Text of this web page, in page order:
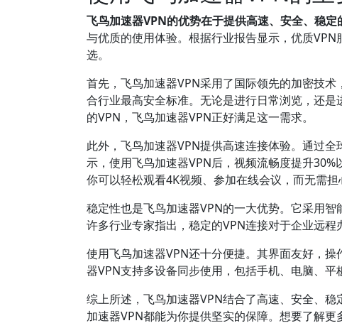
飞鸟加速器VPN的优势在于提供高速、安全、稳定
与优质的使用体验。根据行业报告显示，优质
选。
首先，飞鸟加速器VPN采用了国际领先的加密技
合行业最高安全标准。无论是进行日常浏览，还
的VPN，飞鸟加速器VPN正好满足这一需求。
此外，飞鸟加速器VPN提供高速连接体验。通过
示，使用飞鸟加速器VPN后，视频流畅度提升
你可以轻松观看4K视频、参加在线会议，而无需担
稳定性也是飞鸟加速器VPN的一大优势。它采用
许多行业专家指出，稳定的VPN连接对于企业远
使用飞鸟加速器VPN还十分便捷。其界面友好，
器VPN支持多设备同步使用，包括手机、电脑、
综上所述，飞鸟加速器VPN结合了高速、安全、
加速器VPN都能为你提供坚实的保障。想要了解